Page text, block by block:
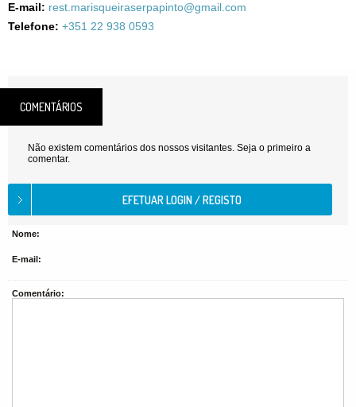
E-mail: rest.marisqueiraserpapinto@gmail.com
Telefone: +351 22 938 0593
COMENTÁRIOS
Não existem comentários dos nossos visitantes. Seja o primeiro a
comentar.
Nome:
E-mail:
Comentário: